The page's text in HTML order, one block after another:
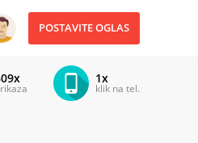
POSTAVITE OGLAS
1x
klik na tel.